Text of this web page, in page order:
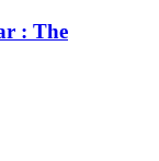
: The